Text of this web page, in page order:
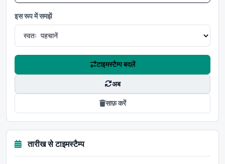
इस रूप में समझें
टाइमस्टैम्प बदलें
अब
साफ़ करें
तारीख से टाइमस्टैम्प